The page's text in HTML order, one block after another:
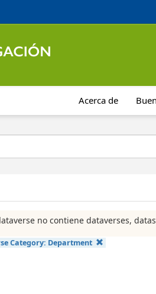
Acerca de
no contiene dataverses,
Category: Department